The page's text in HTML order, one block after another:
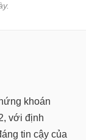
khoán
với định
tin cậy của